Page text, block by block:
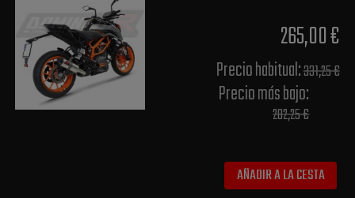
265,00 €
Precio habitual​:331,25 €
Precio más bajo​:
282,25 €
AÑADIR A LA CESTA